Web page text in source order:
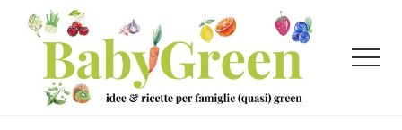
Menu
Passa
contenuto
principale
Passa
Menu